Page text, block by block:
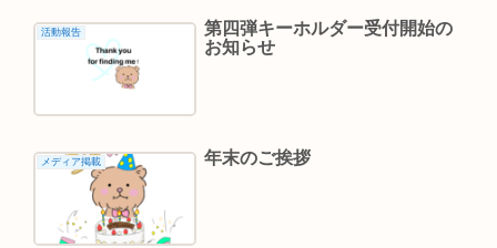
活動報告
第四弾キーホルダー受付開始の
お知らせ
メディア掲載 年末のご挨拶